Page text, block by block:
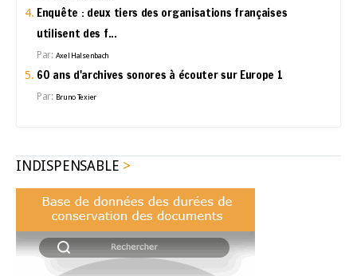
Enquête : deux tiers des organisations françaises
utilisent des f...
Par: Axel Halsenbach
60 ans d'archives sonores à écouter sur Europe 1
Par: Bruno Texier
INDISPENSABLE